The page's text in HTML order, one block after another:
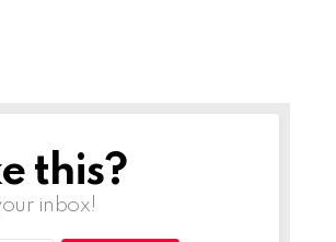
this?
inbox!